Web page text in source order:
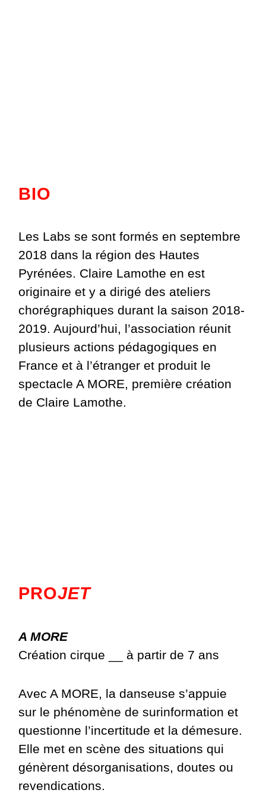
BIO
Les Labs se sont formés en septembre
2018 dans la région des Hautes
Pyrénées. Claire Lamothe en est
originaire et y a dirigé des ateliers
chorégraphiques durant la saison 2018-
2019. Aujourd’hui, l’association réunit
plusieurs actions pédagogiques en
France et à l’étranger et produit le
spectacle A MORE, première création
de Claire Lamothe.
PROJET
A MORE
Création cirque __ à partir de 7 ans
Avec A MORE, la danseuse s’appuie
sur le phénomène de surinformation et
questionne l’incertitude et la démesure.
Elle met en scène des situations qui
génèrent désorganisations, doutes ou
revendications.